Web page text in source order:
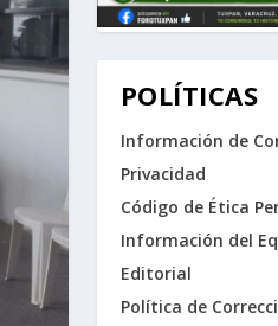
POLÍTICAS
Información de
Privacidad
Código de Ética
Información del
Editorial
Política de